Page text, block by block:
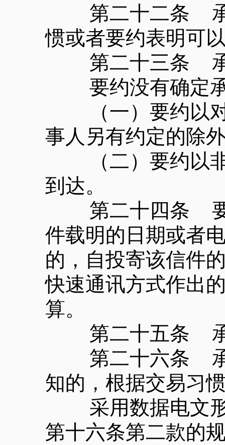
第二十二条 承
惯或者要约表明可
第二十三条 承
要约没有确定承
（一）要约以对
事人另有约定的除
（二）要约以非
到达。
第二十四条 要
件载明的日期或者
的，自投寄该信件
快速通讯方式作出
算。
第二十五条 承
第二十六条 承
知的，根据交易习
采用数据电文形
第十六条第二款的